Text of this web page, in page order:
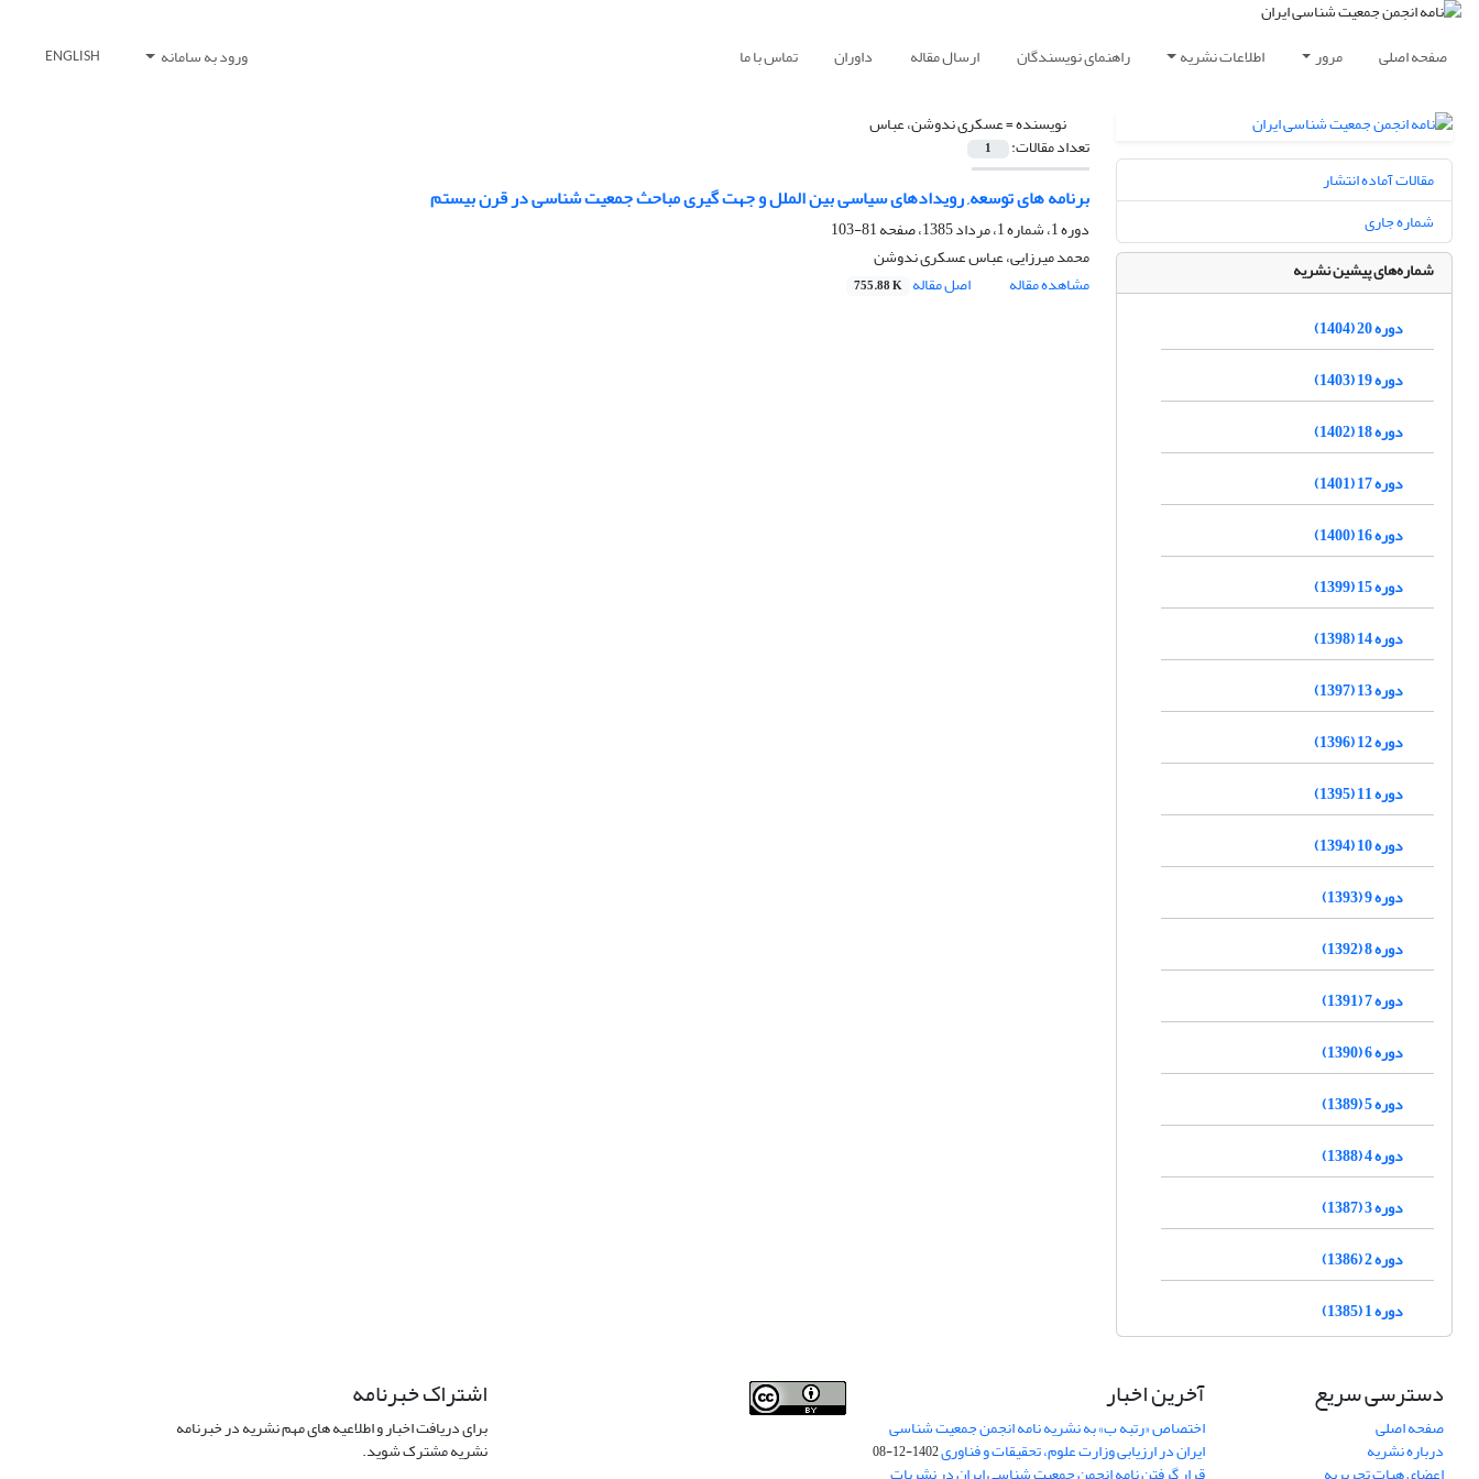
صفحه اصلی مرور اطلاعات نشریه راهنمای نویسندگان ارسال مقاله داوران تماس با ما ورود به سامانه ENGLISH
نویسنده =عسکری ندوشن، عباس
تعداد مقالات: 1
برنامه های توسعه, رویدادهای سیاسی بین الملل و جهت گیری مباحث جمعیت شناسی در قرن بیستم
دوره 1، شماره 1، مرداد 1385، صفحه
81-103
محمد میرزایی، عباس عسکری ندوشن
مشاهده مقاله
اصل مقاله 755.88 K
مقالات آماده انتشار
شماره جاری
شماره‌های پیشین نشریه
دوره 20 (1404)
دوره 19 (1403)
دوره 18 (1402)
دوره 17 (1401)
دوره 16 (1400)
دوره 15 (1399)
دوره 14 (1398)
دوره 13 (1397)
دوره 12 (1396)
دوره 11 (1395)
دوره 10 (1394)
دوره 9 (1393)
دوره 8 (1392)
دوره 7 (1391)
دوره 6 (1390)
دوره 5 (1389)
دوره 4 (1388)
دوره 3 (1387)
دوره 2 (1386)
دوره 1 (1385)
دسترسی سریع
صفحه اصلی
درباره نشریه
آخرین اخبار
اختصاص «رتبه ب» به نشریه نامه انجمن جمعیت شناسی
ایران در ارزیابی وزارت علوم، تحقیقات و فناوری1402-12-08
اشتراک خبرنامه
برای دریافت اخبار و اطلاعیه های مهم نشریه در خبرنامه
نشریه مشترک شوید.